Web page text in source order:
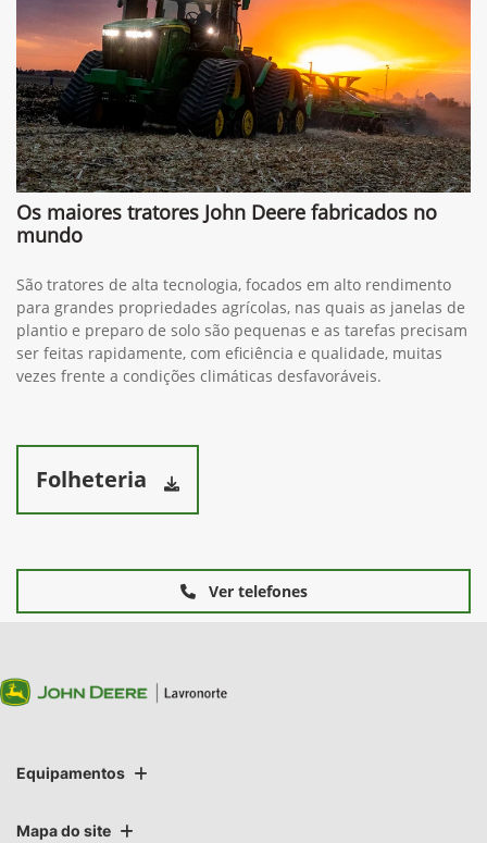
Os maiores tratores John Deere fabricados no
mundo
São tratores de alta tecnologia, focados em alto rendimento
para grandes propriedades agrícolas, nas quais as janelas de
plantio e preparo de solo são pequenas e as tarefas precisam
ser feitas rapidamente, com eficiência e qualidade, muitas
vezes frente a condições climáticas desfavoráveis.
Folheteria
Ver telefones
Equipamentos
Mapa do site